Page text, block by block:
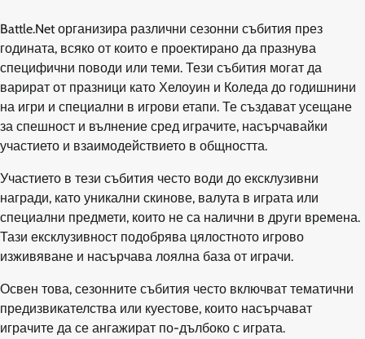
Battle.Net организира различни сезонни събития през
годината, всяко от които е проектирано да празнува
специфични поводи или теми. Тези събития могат да
варират от празници като Хелоуин и Коледа до годишнини
на игри и специални в игрови етапи. Те създават усещане
за спешност и вълнение сред играчите, насърчавайки
участието и взаимодействието в общността.
Участието в тези събития често води до ексклузивни
награди, като уникални скинове, валута в играта или
специални предмети, които не са налични в други времена.
Тази ексклузивност подобрява цялостното игрово
изживяване и насърчава лоялна база от играчи.
Освен това, сезонните събития често включват тематични
предизвикателства или куестове, които насърчават
играчите да се ангажират по-дълбоко с играта.